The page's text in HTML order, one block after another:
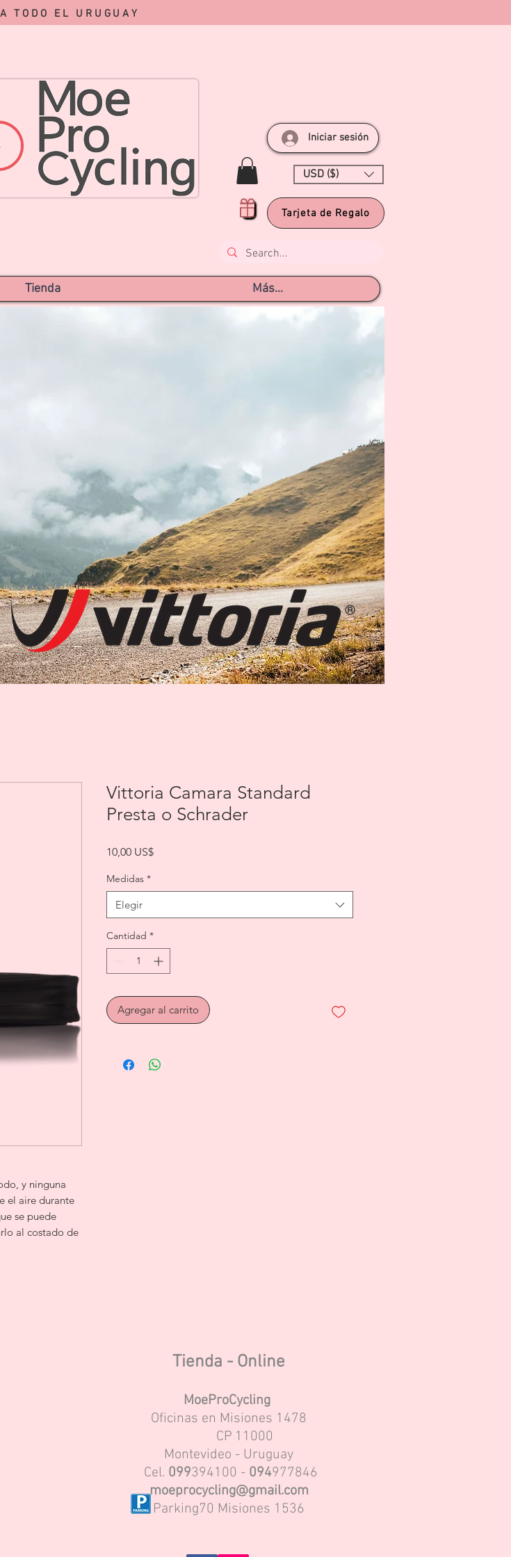
TODO EL URUGUAY
Iniciar sesión
USD ($)
Tarjeta de Regalo
Tienda Más...
y ninguna
el aire durante
se puede
al costado de
Vittoria Camara Standard
Presta o Schrader
10,00 US$Precio
Medidas *
Elegir
Cantidad *
Agregar al carrito
Tienda - Online
MoeProCycling
Oficinas en Misiones 1478
CP 11000
Montevideo - Uruguay
Cel. 099394100 - 094977846
moeprocycling@gmail.com
Parking70 Misiones 1536